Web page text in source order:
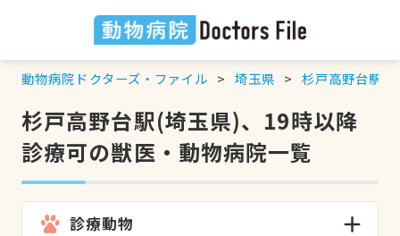
動物病院ドクターズ・ファイル 埼玉県 杉戸高野台駅
杉戸高野台駅(埼玉県)、19時以降
診療可の獣医・動物病院一覧
診療動物